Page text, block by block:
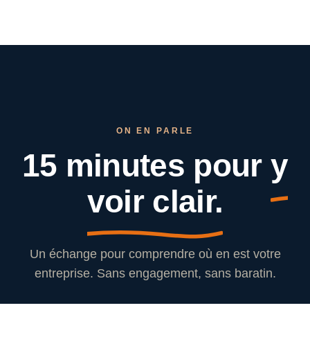
ON EN PARLE
15 minutes pour y
voir clair.
Un échange pour comprendre où en est votre
entreprise. Sans engagement, sans baratin.